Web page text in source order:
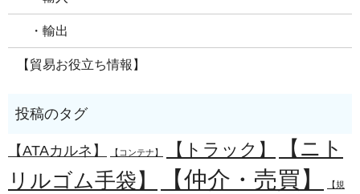
・輸出
【貿易お役立ち情報】
【ATAカルネ】 【コンテナ】 【トラック】
【ニト
リルゴム手袋】
【仲介・売買】 【規